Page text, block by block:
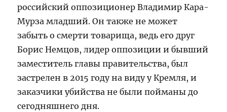
российский оппозиционер Владимир Кара-
Мурза младший. Он также не может
забыть о смерти товарища, ведь его друг
Борис Немцов, лидер оппозиции и бывший
заместитель главы правительства, был
застрелен в 2015 году на виду у Кремля, и
заказчики убийства не были пойманы до
сегодняшнего дня.